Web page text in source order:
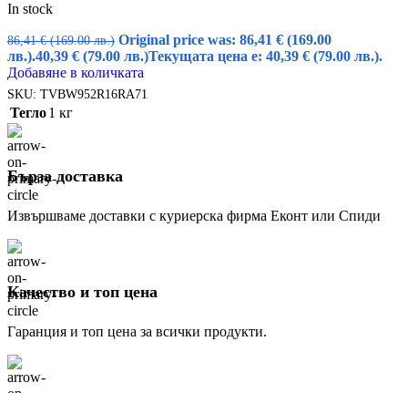
In stock
86,41€ (169.00 лв.) Original price was: 86,41 € (169.00
лв.).40,39 € (79.00 лв.)Текущата цена е: 40,39 € (79.00 лв.).
Добавяне в количката
SKU: TVBW952R16RA71
Тегло1 кг
Бърза доставка
Извършваме доставки с куриерска фирма Еконт или Спиди
Качество и топ цена
Гаранция и топ цена за всички продукти.